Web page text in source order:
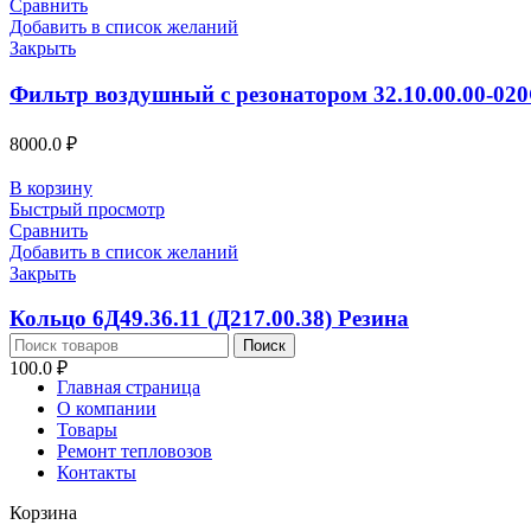
Сравнить
Добавить в список желаний
Закрыть
Фильтр воздушный с резонатором 32.10.00.00-
8000.0 ₽
В корзину
Быстрый просмотр
Сравнить
Добавить в список желаний
Закрыть
Кольцо 6Д49.36.11 (Д217.00.38) Резина
100.0 ₽
Поиск
Главная страница
О компании
Товары
Ремонт тепловозов
Контакты
Корзина